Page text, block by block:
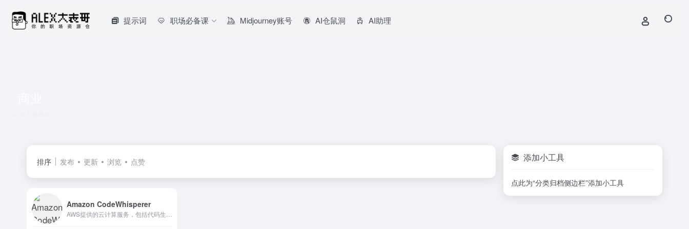
提示词 职场必备课 Midjourney账号 AI仓鼠洞 AI助理
排序 发布 更新 浏览 点赞
Amazon CodeWhisperer
添加小工具
点此为“分类归档侧边栏”添加小工具